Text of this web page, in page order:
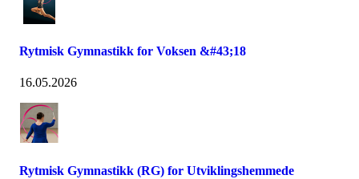
Rytmisk Gymnastikk for Voksen &#43;18
16.05.2026
Rytmisk Gymnastikk (RG) for Utviklingshemmede